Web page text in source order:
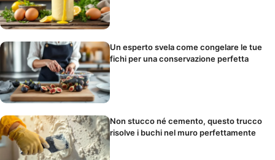
Un esperto svela come congelare le tue
fichi per una conservazione perfetta
Non stucco né cemento, questo trucco
risolve i buchi nel muro perfettamente